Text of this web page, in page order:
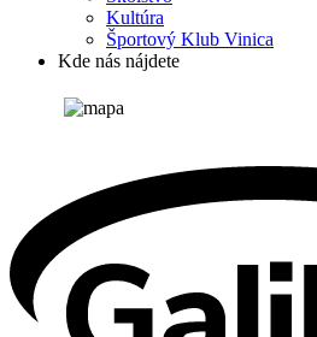
Kultúra
Športový Klub Vinica
Kde nás nájdete